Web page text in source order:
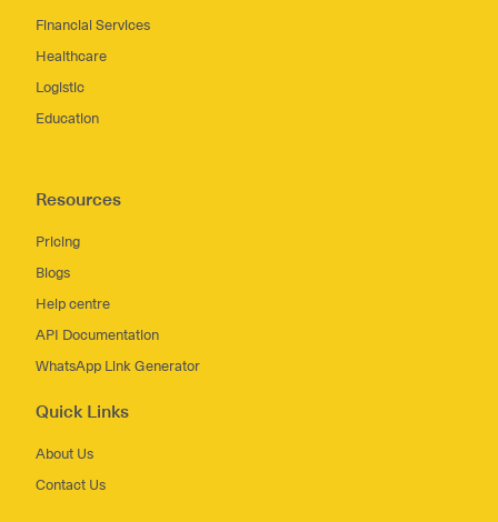
Financial Services
Healthcare
Logistic
Education
Resources
Pricing
Blogs
Help centre
API Documentation
WhatsApp Link Generator
Quick Links
About Us
Contact Us